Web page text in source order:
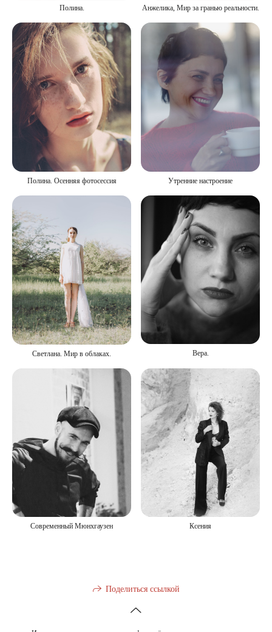
Полина. Анжелика, Мир за гранью реальности.
Полина. Осенняя фотосессия Утренние настроение
Светлана. Мир в облаках. Вера.
Современный Мюнхгаузен Ксения
Поделиться ссылкой